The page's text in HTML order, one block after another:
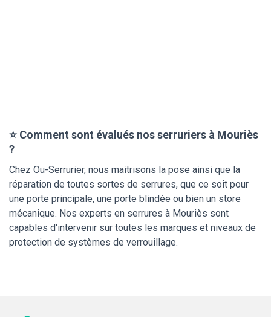
⭐ Comment sont évalués nos serruriers à Mouriès
?
Chez Ou-Serrurier, nous maitrisons la pose ainsi que la
réparation de toutes sortes de serrures, que ce soit pour
une porte principale, une porte blindée ou bien un store
mécanique. Nos experts en serrures à Mouriès sont
capables d'intervenir sur toutes les marques et niveaux de
protection de systèmes de verrouillage.